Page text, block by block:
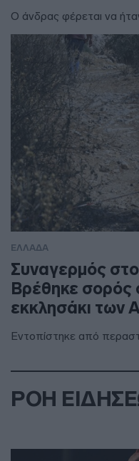
Ο άνδρας φέρεται να
ΕΛΛΑΔΑ
Συναγερμός
Βρέθηκε σορός
εκκλησάκι των
Εντοπίστηκε από
ΡΟΗ